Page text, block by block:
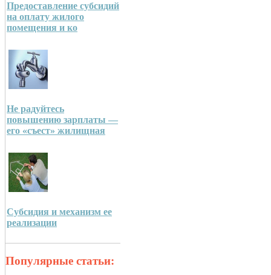
Предоставление субсидий
на оплату жилого
помещения и ко
Не радуйтесь
повышению зарплаты —
его «съест» жилищная
Субсидия и механизм ее
реализации
Популярные статьи: